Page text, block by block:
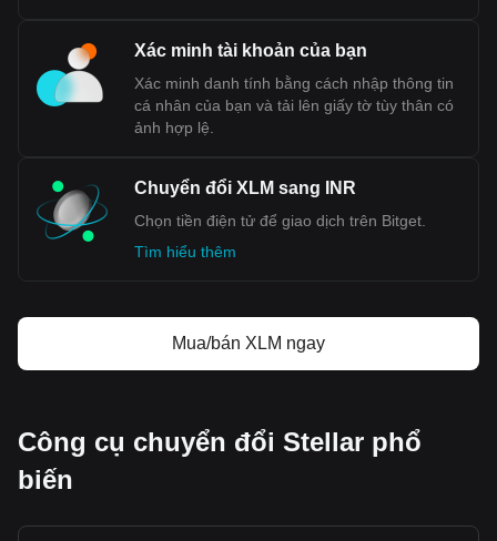
Xác minh tài khoản của bạn
Xác minh danh tính bằng cách nhập thông tin
cá nhân của bạn và tải lên giấy tờ tùy thân có
ảnh hợp lệ.
Chuyển đổi XLM sang INR
Chọn tiền điện tử để giao dịch trên Bitget.
Tìm hiểu thêm
Mua/bán XLM ngay
Công cụ chuyển đổi Stellar phổ
biến